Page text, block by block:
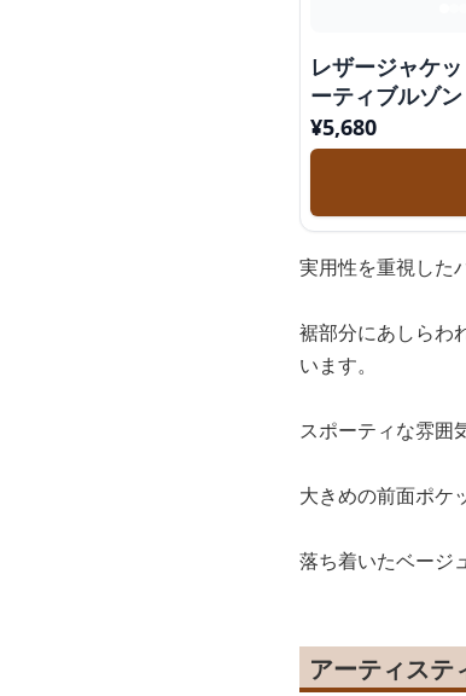
レザージャケ
ーティブルゾン
¥5,680
実用性を重視した
裾部分にあしらわ
います。
スポーティな雰囲
大きめの前面ポケ
落ち着いたベージ
アーティステ